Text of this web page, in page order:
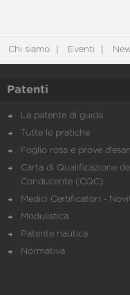
Chi siamo Eventi
Patenti
La patente di guida
Tutte le pratiche
Foglio rosa e prove
Carta di Qualificazione del
Conducente (CQC)
Medici Certificatori -
Modulistica
Patente nautica
Normativa